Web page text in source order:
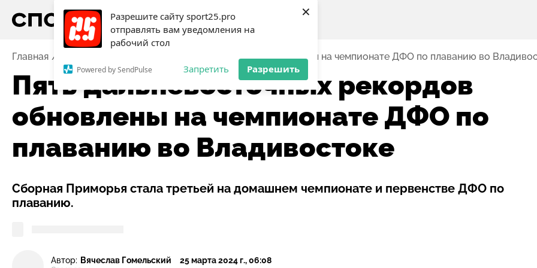
Разрешите сайту sport25.pro
отправлять вам уведомления на
рабочий стол
Powered by SendPulse Запретить Разрешить
×
Главная Пять дальневосточных рекордов обновлены на чемпионате ДФО по плаванию во
Пять дальневосточных рекордов
обновлены на чемпионате ДФО по
плаванию во Владивостоке
Сборная Приморья стала третьей на домашнем чемпионате и первенстве ДФО по
плаванию.
Автор: Вячеслав Гомельский 25 марта 2024 г., 06:08